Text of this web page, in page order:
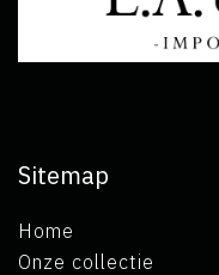
Sitemap
Home
Onze collectie